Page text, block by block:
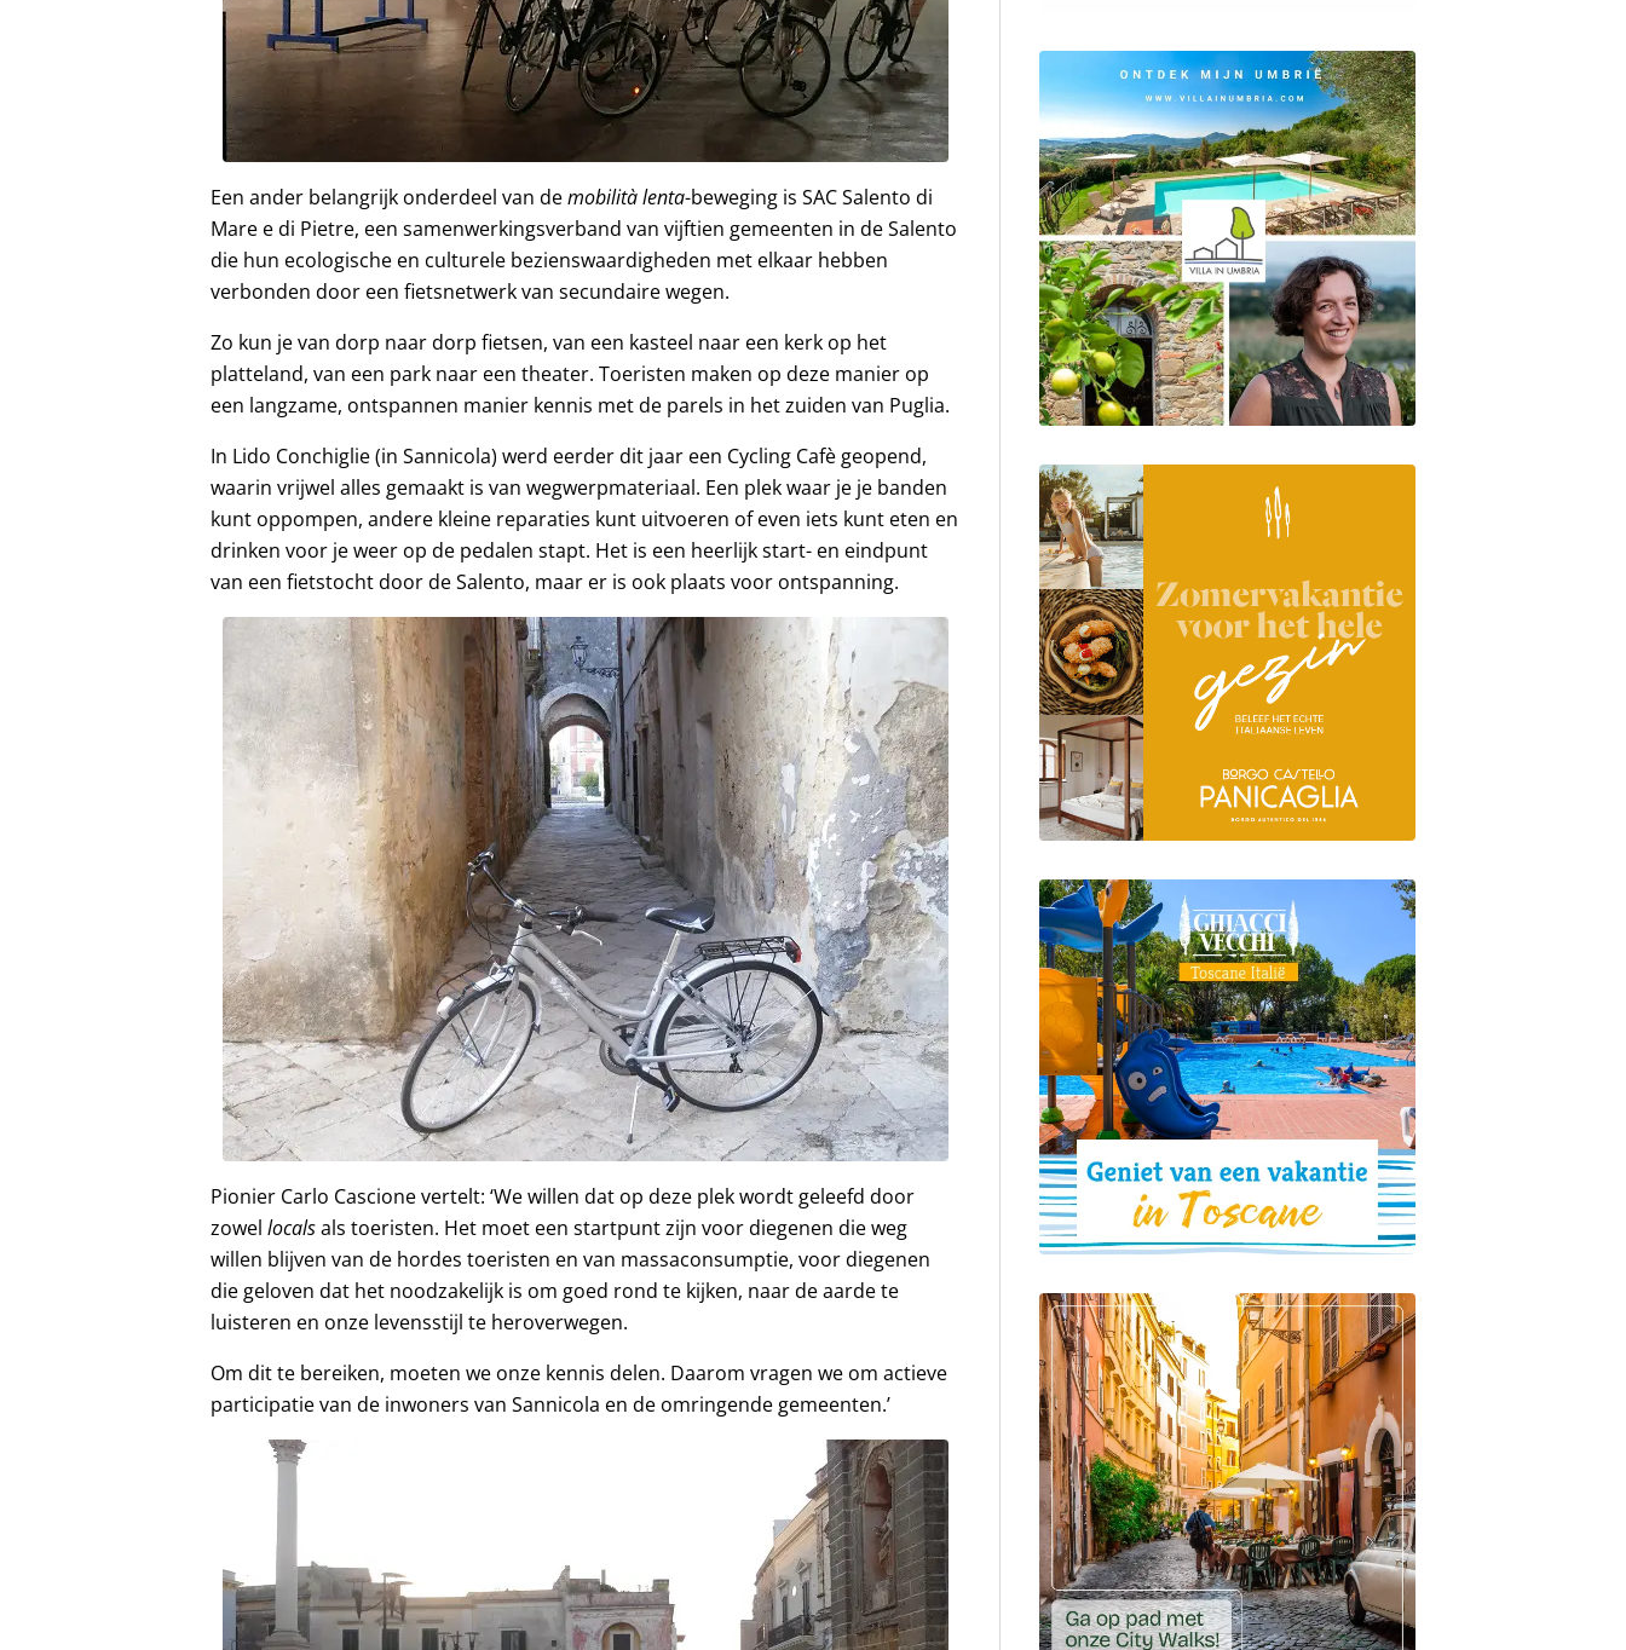
Een ander belangrijk onderdeel van demobilità lenta-beweging is SAC Salento di
Mare e di Pietre, een samenwerkingsverband van vijftien gemeenten in de Salento
die hun ecologische en culturele bezienswaardigheden met elkaar hebben
verbonden door een fietsnetwerk van secundaire wegen.
Zo kun je van dorp naar dorp fietsen, van een kasteel naar een kerk op het
platteland, van een park naar een theater. Toeristen maken op deze manier op
een langzame, ontspannen manier kennis met de parels in het zuiden van Puglia.
In Lido Conchiglie (in Sannicola) werd eerder dit jaar een Cycling Cafè geopend,
waarin vrijwel alles gemaakt is van wegwerpmateriaal. Een plek waar je je banden
kunt oppompen, andere kleine reparaties kunt uitvoeren of even iets kunt eten en
drinken voor je weer op de pedalen stapt. Het is een heerlijk start- en eindpunt
van een fietstocht door de Salento, maar er is ook plaats voor ontspanning.
Pionier Carlo Cascione vertelt: ‘We willen dat op deze plek wordt geleefd door
zowellocalsals toeristen. Het moet een startpunt zijn voor diegenen die weg
willen blijven van de hordes toeristen en van massaconsumptie, voor diegenen
die geloven dat het noodzakelijk is om goed rond te kijken, naar de aarde te
luisteren en onze levensstijl te heroverwegen.
Om dit te bereiken, moeten we onze kennis delen. Daarom vragen we om actieve
participatie van de inwoners van Sannicola en de omringende gemeenten.’